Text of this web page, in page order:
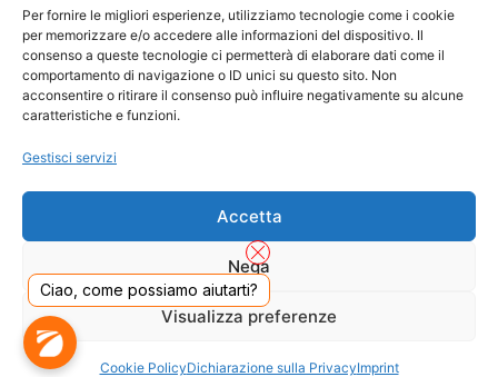
Per fornire le migliori esperienze, utilizziamo tecnologie come i cookie
per memorizzare e/o accedere alle informazioni del dispositivo. Il
consenso a queste tecnologie ci permetterà di elaborare dati come il
comportamento di navigazione o ID unici su questo sito. Non
acconsentire o ritirare il consenso può influire negativamente su alcune
caratteristiche e funzioni.
Gestisci servizi
Accetta
Nega
Visualizza preferenze
Cookie PolicyDichiarazione sulla PrivacyImprint
SITO CERTIFICATO
DADO S.R.L. Unipersonale - Viale Enrico Forlanini 23 - 20134 Milano (MI) - Italy
Ciao, come possiamo aiutarti?